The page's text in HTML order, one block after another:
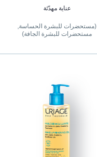
عناية مهدّئة
(مستحضرات للبشرة الحساسة,
مستحضرات للبشرة الجافة)